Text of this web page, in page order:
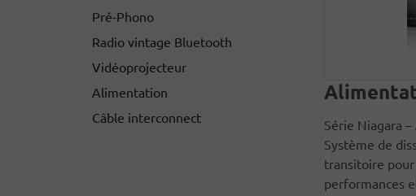
Pré-Phono
Radio vintage Bluetooth
Vidéoprojecteur
Alimentation
Câble interconnect
Série Niagara
Système de
transitoire
performances